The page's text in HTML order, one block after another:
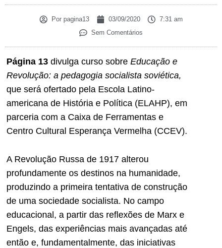
Porpagina13 03/09/2020
7:31 am
Sem Comentários
Página 13 divulga curso sobre Educação e
Revolução: a pedagogia socialista soviética,
que será ofertado pela Escola Latino-
americana de História e Política (ELAHP), em
parceria com a Caixa de Ferramentas e
Centro Cultural Esperança Vermelha (CCEV).
A Revolução Russa de 1917 alterou
profundamente os destinos na humanidade,
produzindo a primeira tentativa de construção
de uma sociedade socialista. No campo
educacional, a partir das reflexões de Marx e
Engels, das experiências mais avançadas até
então e, fundamentalmente, das iniciativas